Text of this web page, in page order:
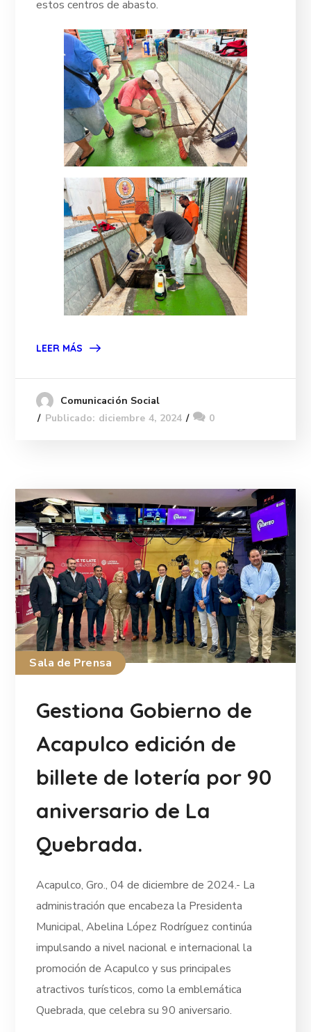
estos centros de abasto.
LEER MÁS
Comunicación Social
Publicado: diciembre 4, 2024
0
Sala de Prensa
Gestiona Gobierno de
Acapulco edición de
billete de lotería por 90
aniversario de La
Quebrada.
Acapulco, Gro., 04 de diciembre de 2024.- La
administración que encabeza la Presidenta
Municipal, Abelina López Rodríguez continúa
impulsando a nivel nacional e internacional la
promoción de Acapulco y sus principales
atractivos turísticos, como la emblemática
Quebrada, que celebra su 90 aniversario.